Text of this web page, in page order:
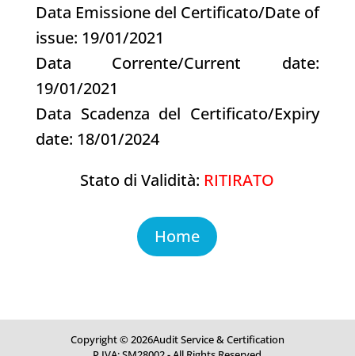
Data Emissione del Certificato/Date of
issue: 19/01/2021
Data Corrente/Current date:
19/01/2021
Data Scadenza del Certificato/Expiry
date: 18/01/2024
Stato di Validità: RITIRATO
Home
Copyright © 2026Audit Service & Certification